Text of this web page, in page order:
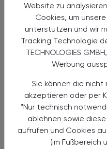
Website zu
Cookies, um
unterstützen und wir
Tracking Technologie
TECHNOLOGIES
Werbung
Sie können die
akzeptieren oder per
“Nur technisch
ablehnen sowie
aufrufen und Cookies
(im Fußbereich
06.09.2024 - 07.09.2024
APOfortbildung